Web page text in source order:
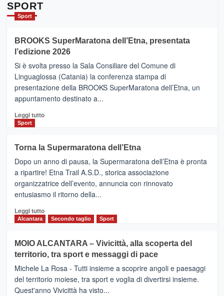
con
la
Al
via
i
collegamenti
SPORT
Sport
BROOKS SuperMaratona dell’Etna, presentata
l’edizione 2026
Si è svolta presso la Sala Consiliare del Comune di
Linguaglossa (Catania) la conferenza stampa di
presentazione della BROOKS SuperMaratona dell’Etna, un
appuntamento destinato a...
Leggi tuttoLeggi
BROOKS
SuperMaratona
dell’Etna,
presentata
l’edizione
2026
Sport
Torna la Supermaratona dell’Etna
Dopo un anno di pausa, la Supermaratona dell’Etna è pronta
a ripartire! Etna Trail A.S.D., storica associazione
organizzatrice dell’evento, annuncia con rinnovato
entusiasmo il ritorno della...
Leggi tuttoLeggi
Torna
la
Supermaratona
dell’Etna
Alcantara Secondo taglio Sport
MOIO ALCANTARA – Vivicittà, alla scoperta del
territorio, tra sport e messaggi di pace
Michele La Rosa - Tutti insieme a scoprire angoli e paesaggi
del territorio moiese, tra sport e voglia di divertirsi insieme.
Quest'anno Vivicittà ha visto...